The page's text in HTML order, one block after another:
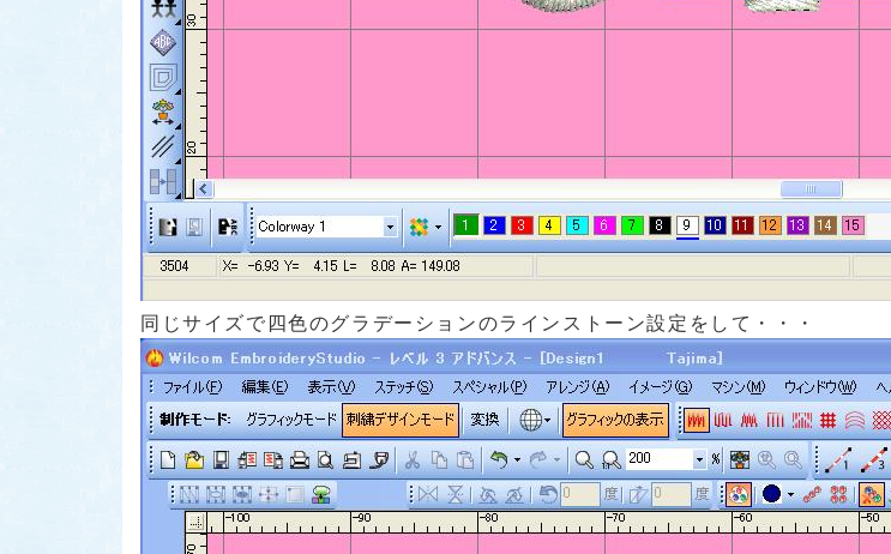
同じサイズで四色のグラデーションのラインストーン設定をして・・・